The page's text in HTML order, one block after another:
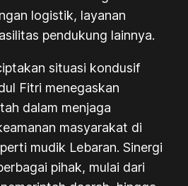
logistik, layanan
pendukung lainnya.
situasi kondusif
Fitri menegaskan
dalam menjaga
masyarakat di
mudik Lebaran. Sinergi
pihak, mulai dari